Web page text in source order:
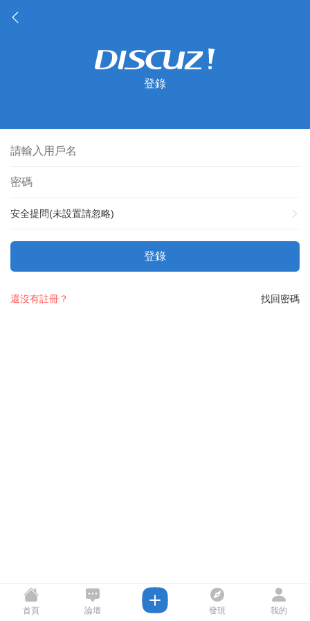
登錄
安全提問(未設置請忽略)
登錄
找回密碼
還沒有註冊？
首頁 論壇 發現 我的